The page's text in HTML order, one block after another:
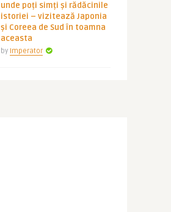
unde poți simți și rădăcinile
istoriei – vizitează Japonia
și Coreea de Sud în toamna
aceasta
by Imperator